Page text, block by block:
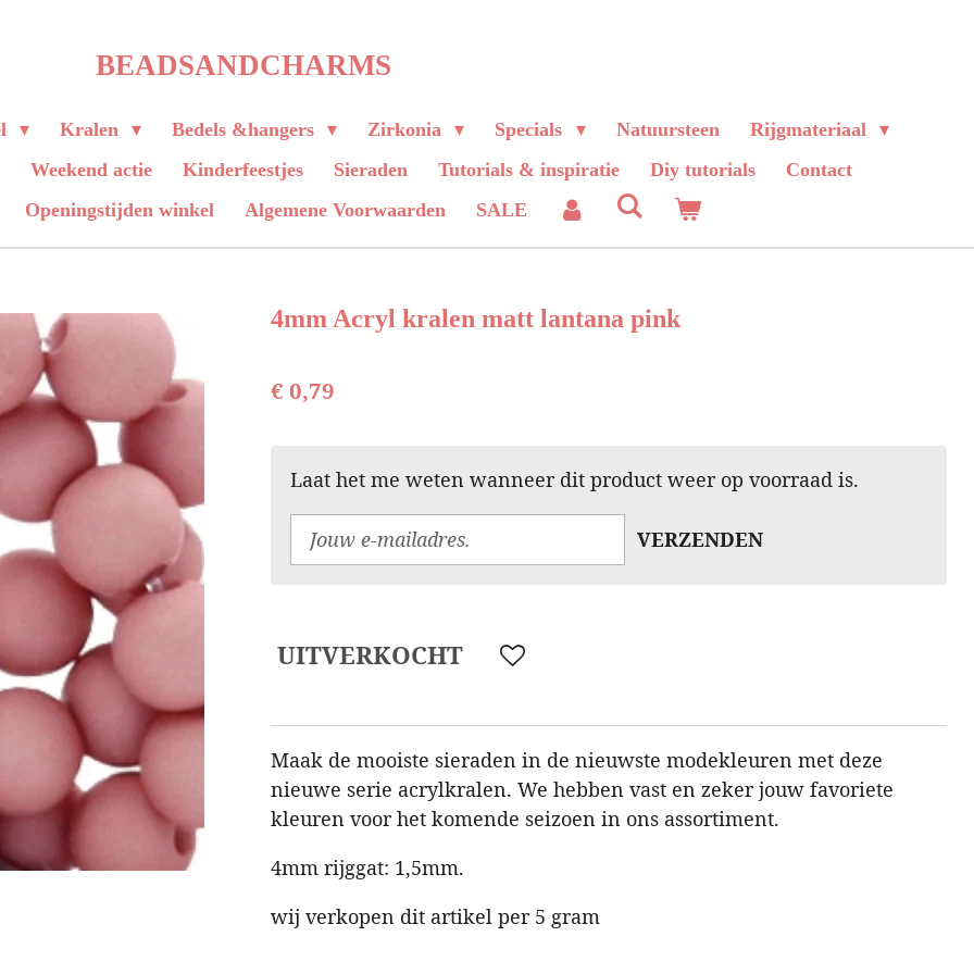
BEADSANDCHARMS
Kralen Bedels &hangers Zirkonia Specials Natuursteen
Rijgmateriaal
Weekend actie Kinderfeestjes Sieraden Tutorials & inspiratie Diy tutorials
Contact
Openingstijden winkel Algemene Voorwaarden SALE
4mm Acryl kralen matt lantana pink
€ 0,79
Laat het me weten wanneer dit product weer op voorraad is.
VERZENDEN
UITVERKOCHT
Maak de mooiste sieraden in de nieuwste modekleuren met deze
nieuwe serie acrylkralen. We hebben vast en zeker jouw favoriete
kleuren voor het komende seizoen in ons assortiment.
4mm rijggat: 1,5mm.
wij verkopen dit artikel per 5 gram